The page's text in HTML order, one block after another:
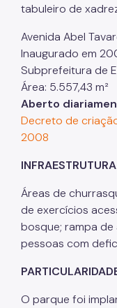
Educação
Programação
Planetários
Patrimônio
Informações
Licenciamento
Avenida Abel
Inaugurado em
Subprefeitura de
Área: 5.557,43 m²
Aberto
Decreto de
2008
INFRAESTRUTURA
Áreas de
de exercícios
bosque; rampa
pessoas com
O parque foi